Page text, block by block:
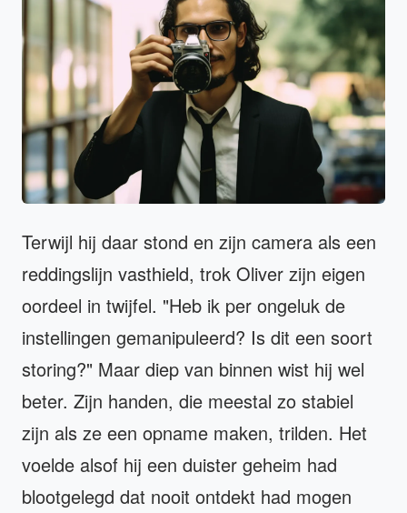
Terwijl hij daar stond en zijn camera als een
reddingslijn vasthield, trok Oliver zijn eigen
oordeel in twijfel. "Heb ik per ongeluk de
instellingen gemanipuleerd? Is dit een soort
storing?" Maar diep van binnen wist hij wel
beter. Zijn handen, die meestal zo stabiel
zijn als ze een opname maken, trilden. Het
voelde alsof hij een duister geheim had
blootgelegd dat nooit ontdekt had mogen